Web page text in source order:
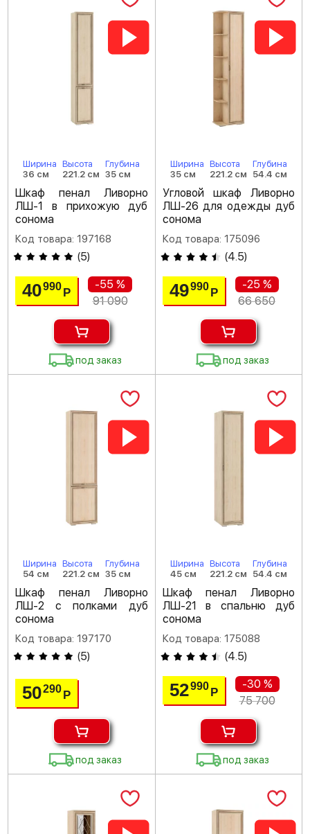
Ширина
36 см
Высота
221.2 см
Глубина
35 см
Шкаф пенал Ливорно
ЛШ-1 в прихожую дуб
сонома
Код товара: 197168
(5)
40990Р
-55 %
91 090
под заказ
Ширина
35 см
Высота
221.2 см
Глубина
54.4 см
Угловой шкаф Ливорно
ЛШ-26 для одежды дуб
сонома
Код товара: 175096
(4.5)
49990 Р
-25 %
66 650
под заказ
Ширина
54 см
Высота
221.2 см
Глубина
35 см
Шкаф пенал Ливорно
ЛШ-2 с полками дуб
сонома
Код товара: 197170
(5)
50290Р
под заказ
Ширина
45 см
Высота
221.2 см
Глубина
54.4 см
Шкаф пенал Ливорно
ЛШ-21 в спальню дуб
сонома
Код товара: 175088
(4.5)
52990 Р
-30 %
75 700
под заказ